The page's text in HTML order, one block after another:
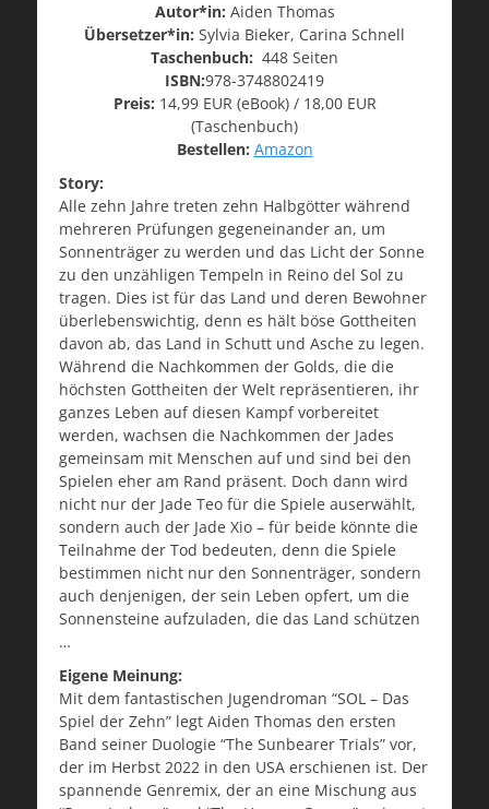
Autor*in: Aiden Thomas
Übersetzer*in: Sylvia Bieker, Carina Schnell
Taschenbuch: 448 Seiten
ISBN:978-3748802419
Preis: 14,99 EUR (eBook) / 18,00 EUR
(Taschenbuch)
Bestellen: Amazon
Story:
Alle zehn Jahre treten zehn Halbgötter während
mehreren Prüfungen gegeneinander an, um
Sonnenträger zu werden und das Licht der Sonne
zu den unzähligen Tempeln in Reino del Sol zu
tragen. Dies ist für das Land und deren Bewohner
überlebenswichtig, denn es hält böse Gottheiten
davon ab, das Land in Schutt und Asche zu legen.
Während die Nachkommen der Golds, die die
höchsten Gottheiten der Welt repräsentieren, ihr
ganzes Leben auf diesen Kampf vorbereitet
werden, wachsen die Nachkommen der Jades
gemeinsam mit Menschen auf und sind bei den
Spielen eher am Rand präsent. Doch dann wird
nicht nur der Jade Teo für die Spiele auserwählt,
sondern auch der Jade Xio – für beide könnte die
Teilnahme der Tod bedeuten, denn die Spiele
bestimmen nicht nur den Sonnenträger, sondern
auch denjenigen, der sein Leben opfert, um die
Sonnensteine aufzuladen, die das Land schützen
…
Eigene Meinung:
Mit dem fantastischen Jugendroman “SOL – Das
Spiel der Zehn” legt Aiden Thomas den ersten
Band seiner Duologie “The Sunbearer Trials” vor,
der im Herbst 2022 in den USA erschienen ist. Der
spannende Genremix, der an eine Mischung aus